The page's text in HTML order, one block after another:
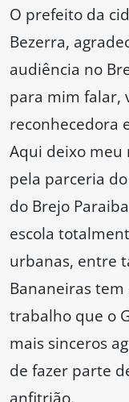
O prefeito da
Bezerra,
audiência no
para mim falar,
reconhecedora
Aqui deixo meu
pela parceria
do Brejo
escola
urbanas, entre
Bananeiras
trabalho que o
mais sinceros
de fazer parte
anfitrião.